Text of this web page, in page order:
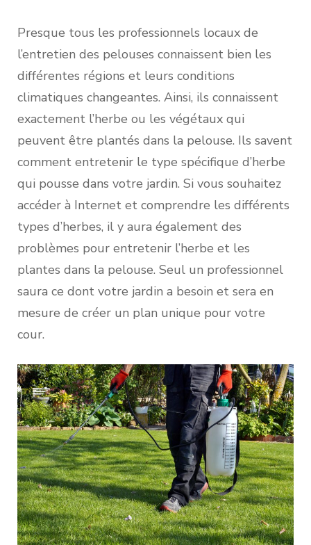
Presque tous les professionnels locaux de
l’entretien des pelouses connaissent bien les
différentes régions et leurs conditions
climatiques changeantes. Ainsi, ils connaissent
exactement l’herbe ou les végétaux qui
peuvent être plantés dans la pelouse. Ils savent
comment entretenir le type spécifique d’herbe
qui pousse dans votre jardin. Si vous souhaitez
accéder à Internet et comprendre les différents
types d’herbes, il y aura également des
problèmes pour entretenir l’herbe et les
plantes dans la pelouse. Seul un professionnel
saura ce dont votre jardin a besoin et sera en
mesure de créer un plan unique pour votre
cour.